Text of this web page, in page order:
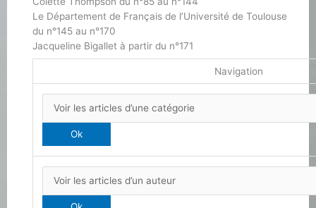
Le Département de Français de l’Université de Toulouse
du n°145 au n°170
Jacqueline Bigallet à partir du n°171
Navigation